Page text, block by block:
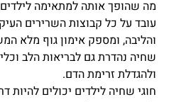
מה שהופך אותה למתאימה לילדים
עובד על כל קבוצות השרירים
והליבה, ומספק אימון גוף מלא
שחיה נהדרת גם לבריאות הלב
ולהגדלת זרימת הדם.
חוגי שחיה לילדים יכולים להיות